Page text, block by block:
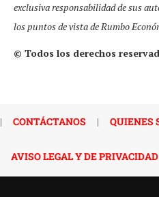
exclusiva responsabilidad de sus
los puntos de vista de Rumbo
© Todos los derechos
| CONTÁCTANOS | QUIENES
AVISO LEGAL Y DE PRIVACIDAD